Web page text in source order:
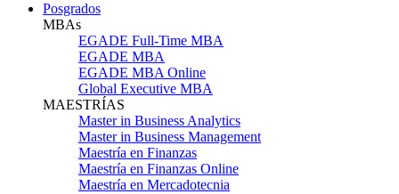
Posgrados
MBAs
EGADE Full-Time MBA
EGADE MBA
EGADE MBA Online
Global Executive MBA
MAESTRÍAS
Master in Business Analytics
Master in Business Management
Maestría en Finanzas
Maestría en Finanzas Online
Maestría en Mercadotecnia